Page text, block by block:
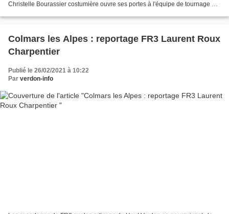
Christelle Bourassier costumière ouvre ses portes à l'équipe de tournage et
Colmars les Alpes : reportage FR3 Laurent Roux
Charpentier
Publié le 26/02/2021 à 10:22
Par verdon-info